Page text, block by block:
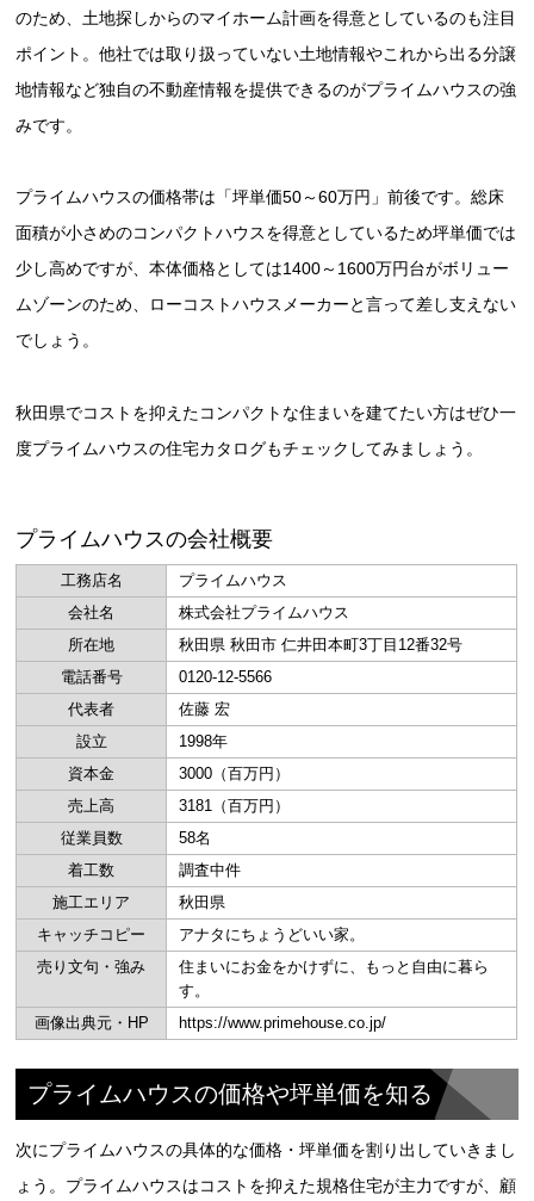
のため、土地探しからのマイホーム計画を得意としているのも注目
ポイント。他社では取り扱っていない土地情報やこれから出る分譲
地情報など独自の不動産情報を提供できるのがプライムハウスの強
みです。
プライムハウスの価格帯は「坪単価50～60万円」前後です。総床
面積が小さめのコンパクトハウスを得意としているため坪単価では
少し高めですが、本体価格としては1400～1600万円台がボリュー
ムゾーンのため、ローコストハウスメーカーと言って差し支えない
でしょう。
秋田県でコストを抑えたコンパクトな住まいを建てたい方はぜひ一
度プライムハウスの住宅カタログもチェックしてみましょう。
プライムハウスの会社概要
工務店名
プライムハウス
会社名
株式会社プライムハウス
所在地
秋田県 秋田市 仁井田本町3丁目12番32号
電話番号
0120-12-5566
代表者
佐藤 宏
設立
1998年
資本金
3000（百万円）
売上高
3181（百万円）
従業員数
58名
着工数
調査中件
施工エリア
秋田県
キャッチコピー
アナタにちょうどいい家。
売り文句・強み
住まいにお金をかけずに、もっと自由に暮ら
す。
画像出典元・HP
https://www.primehouse.co.jp/
プライムハウスの価格や坪単価を知る
次にプライムハウスの具体的な価格・坪単価を割り出していきまし
ょう。プライムハウスはコストを抑えた規格住宅が主力ですが、顧